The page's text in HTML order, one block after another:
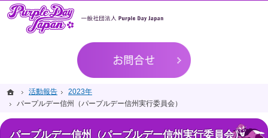
ホーム
活動報告
2023年
パープルデー信州（パープルデー信州実行委員会）
パープルデー信州（パープルデー信州実行委員会）
てんかんをもつ人が過ごしやすい世の中を実現。
てんかんをもつ人を応援するPurple Day Japan
ホーム
活動報告
2023年
パープルデー信州（パープルデー信州実行委員会）